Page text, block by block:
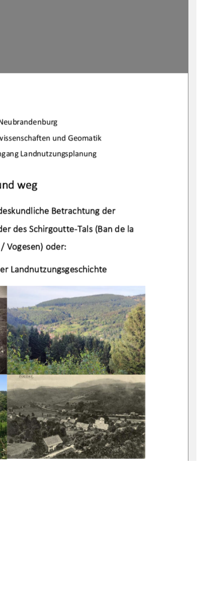
und Geomatik
Landnutzungsplanung
weg
skundl iche Betrachtung der
des Schirgoutte-Tals (Ban de la
/ Vogesen) oder:
Landnutzungsgeschichte